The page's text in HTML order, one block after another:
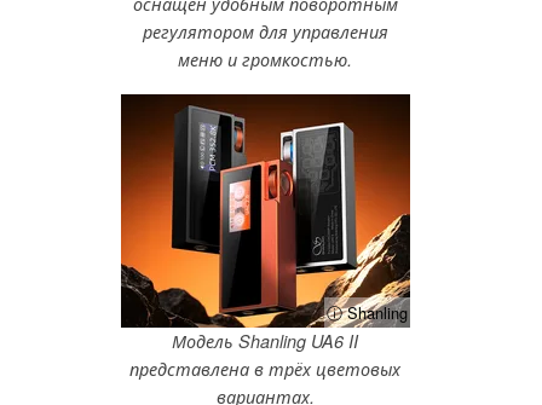
регулятором для управления
меню и громкостью.
ⓘ Shanling
Модель Shanling UA6 II
представлена в трёх цветовых
вариантах.